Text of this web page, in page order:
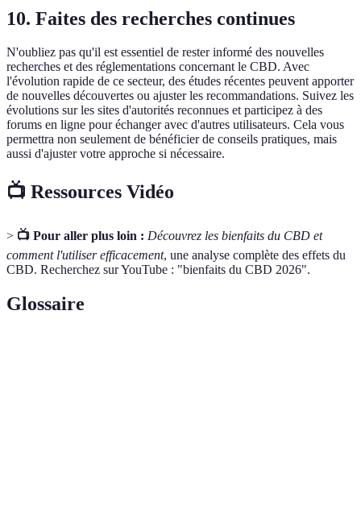
10. Faites des recherches continues
N'oubliez pas qu'il est essentiel de rester informé des nouvelles
recherches et des réglementations concernant le CBD. Avec
l'évolution rapide de ce secteur, des études récentes peuvent apporter
de nouvelles découvertes ou ajuster les recommandations. Suivez les
évolutions sur les sites d'autorités reconnues et participez à des
forums en ligne pour échanger avec d'autres utilisateurs. Cela vous
permettra non seulement de bénéficier de conseils pratiques, mais
aussi d'ajuster votre approche si nécessaire.
📺 Ressources Vidéo
> 📺 Pour aller plus loin : Découvrez les bienfaits du CBD et
comment l'utiliser efficacement, une analyse complète des effets du
CBD. Recherchez sur YouTube : "bienfaits du CBD 2026".
Glossaire